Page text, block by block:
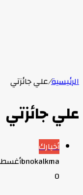
الرئيسية/علي جائزتي
علي جائزتي
أخبارك
bnokalkmaأغسطس
0